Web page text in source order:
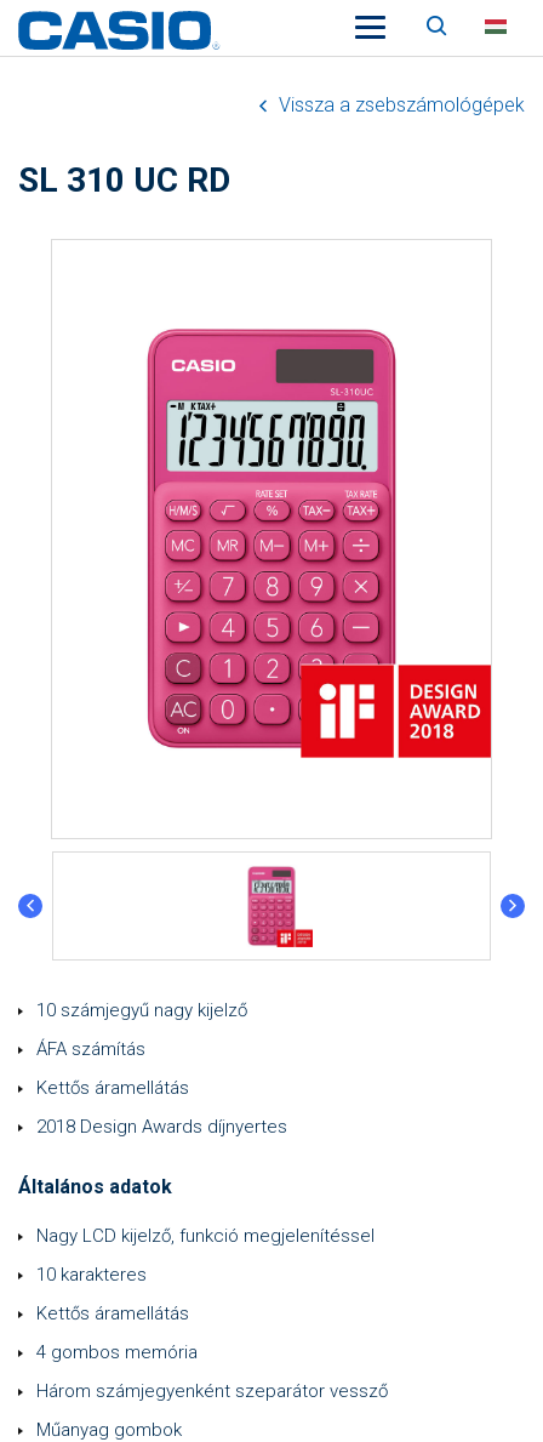
Keresés
Vissza a zsebszámológépek
SL 310 UC RD
10 számjegyű nagy kijelző
ÁFA számítás
Kettős áramellátás
2018 Design Awards díjnyertes
Általános adatok
Nagy LCD kijelző, funkció megjelenítéssel
10 karakteres
Kettős áramellátás
4 gombos memória
Három számjegyenként szeparátor vessző
Műanyag gombok